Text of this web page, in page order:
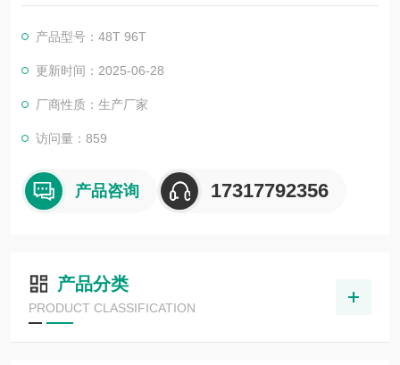
术指导，是各大高校和研究所合作品牌。期待合作共赢。
产品型号：48T 96T
更新时间：2025-06-28
厂商性质：生产厂家
访问量：859
产品咨询 17317792356
产品分类
PRODUCT CLASSIFICATION